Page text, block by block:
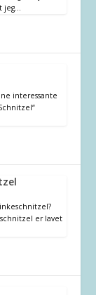
jeg…
interessante
er lavet